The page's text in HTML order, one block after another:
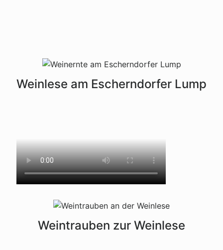
Weinlese am Escherndorfer Lump
Weintrauben zur Weinlese